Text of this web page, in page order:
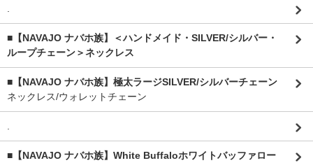
■【NAVAJO ナバホ族】＜ハンドメイド・SILVER/シルバー・
ループチェーン＞ネックレス
■【NAVAJO ナバホ族】極太ラージSILVER/シルバーチェーン
ネックレス/ウォレットチェーン
■【NAVAJO ナバホ族】White Buffaloホワイトバッファロー